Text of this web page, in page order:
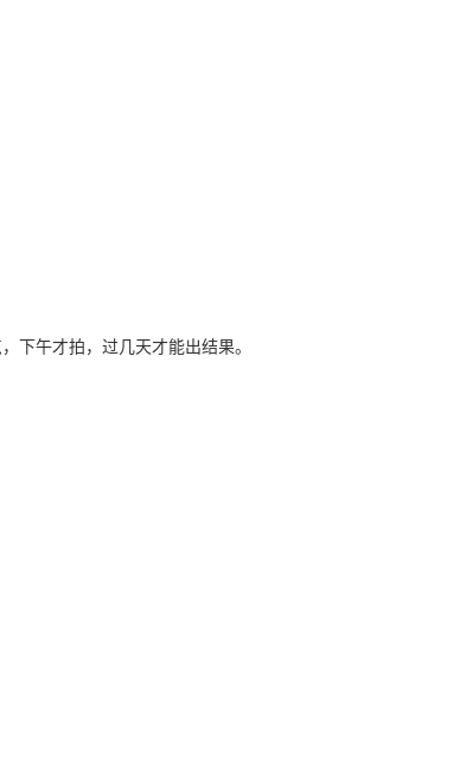
下午才拍，过几天才能出结果。